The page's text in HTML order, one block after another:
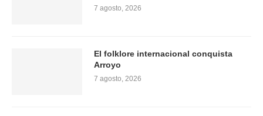
7 agosto, 2026
El folklore internacional conquista
Arroyo
7 agosto, 2026